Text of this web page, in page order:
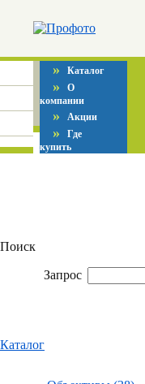
» Каталог
» О
компании
» Акции
» Где
купить
Поиск
Запрос
Каталог